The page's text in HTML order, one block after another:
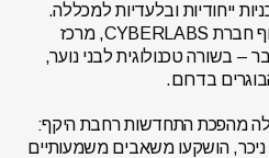
ייחודיות ובלעדיות למכללה.
השנה, אנו גאים להשיק, בשיתוף חברת CYBERLABS, מרכז
– בשורה טכנולוגית לבני נוער,
בדרום.
מהפכת התחדשות רחבת היקף:
הושקעו משאבים משמעותיים